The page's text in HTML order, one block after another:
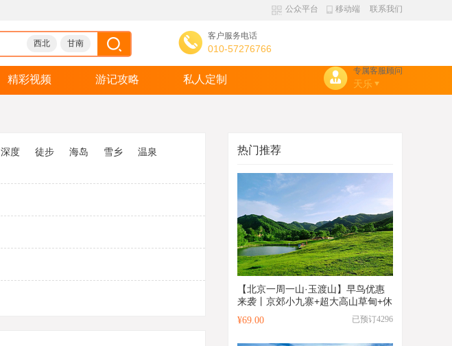
联系我们
移动端
公众平台
西北 甘南
客户服务电话
010-57276766
专属客服顾问
天乐
精彩视频 游记攻略 私人定制
深度 徒步 海岛 雪乡
温泉
热门推荐
【北京一周一山·玉渡山】早鸟优惠
来袭丨京郊小九寨+超大高山草甸+休
¥69.00 已预订4296